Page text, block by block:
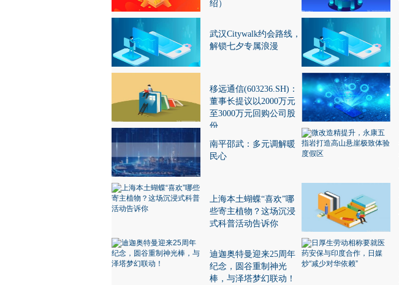
绍）
TWICE
武汉Citywalk约会路线，
解锁七夕专属浪漫
移远通信(603236.SH)：
董事长提议以2000万元
至3000万元回购公司股
份
南平邵武：多元调解暖
民心
上海本土蝴蝶“喜欢”哪
些寄主植物？这场沉浸
式科普活动告诉你
迪迦奥特曼迎来25周年
纪念，圆谷重制神光
棒，与泽塔梦幻联动！